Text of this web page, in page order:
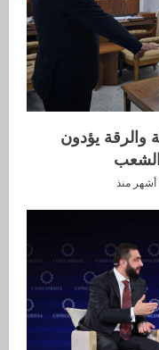
والرقة يؤدون
الشعب